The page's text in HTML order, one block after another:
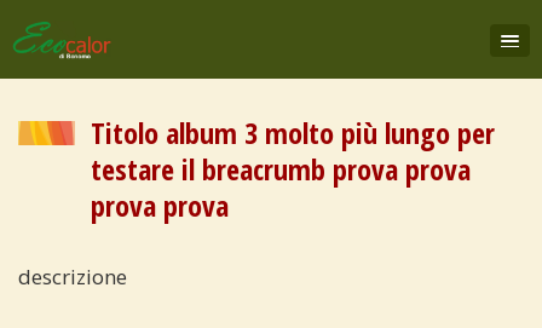
Titolo album 3 molto più lungo per
testare il breacrumb prova prova
prova prova
descrizione